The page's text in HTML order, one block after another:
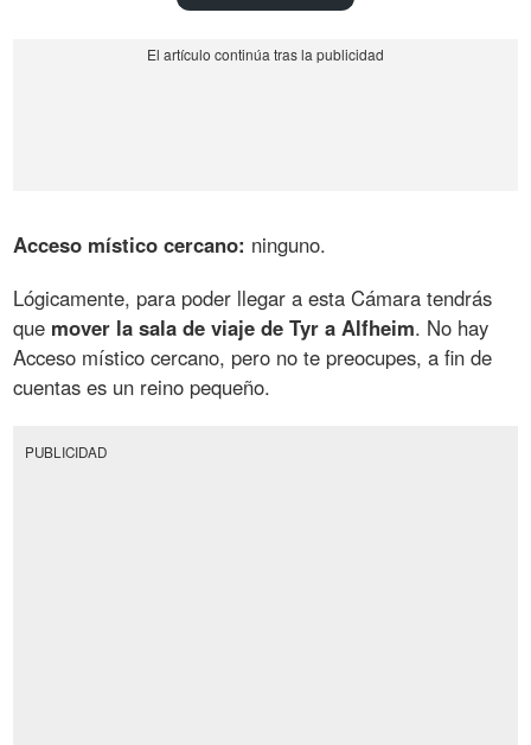
Acceso místico cercano: ninguno.
Lógicamente, para poder llegar a esta Cámara tendrás
que mover la sala de viaje de Tyr a Alfheim. No hay
Acceso místico cercano, pero no te preocupes, a fin de
cuentas es un reino pequeño.
PUBLICIDAD